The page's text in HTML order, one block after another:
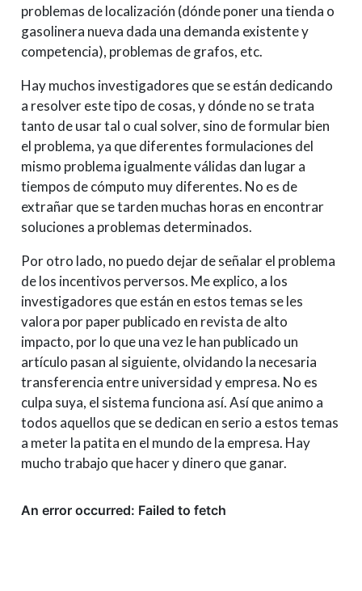
problemas de localización (dónde poner una tienda o
gasolinera nueva dada una demanda existente y
competencia), problemas de grafos, etc.
Hay muchos investigadores que se están dedicando
a resolver este tipo de cosas, y dónde no se trata
tanto de usar tal o cual solver, sino de formular bien
el problema, ya que diferentes formulaciones del
mismo problema igualmente válidas dan lugar a
tiempos de cómputo muy diferentes. No es de
extrañar que se tarden muchas horas en encontrar
soluciones a problemas determinados.
Por otro lado, no puedo dejar de señalar el problema
de los incentivos perversos. Me explico, a los
investigadores que están en estos temas se les
valora por paper publicado en revista de alto
impacto, por lo que una vez le han publicado un
artículo pasan al siguiente, olvidando la necesaria
transferencia entre universidad y empresa. No es
culpa suya, el sistema funciona así. Así que animo a
todos aquellos que se dedican en serio a estos temas
a meter la patita en el mundo de la empresa. Hay
mucho trabajo que hacer y dinero que ganar.